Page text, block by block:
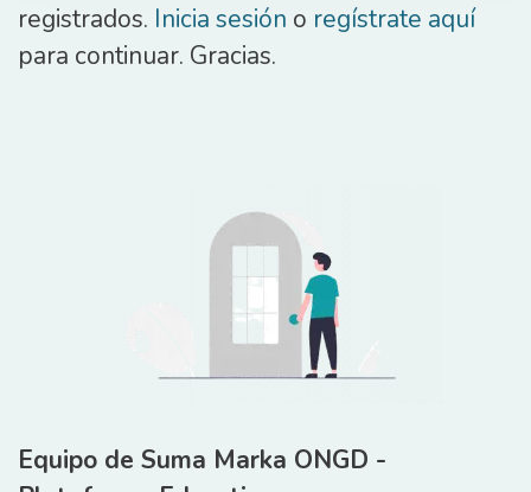
registrados. Inicia sesión o regístrate aquí
para continuar. Gracias.
Equipo de Suma Marka ONGD -